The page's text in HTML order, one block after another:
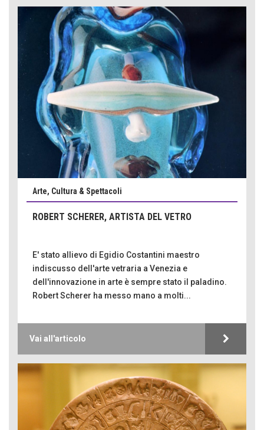
Arte, Cultura & Spettacoli
ROBERT SCHERER, ARTISTA DEL VETRO
E' stato allievo di Egidio Costantini maestro
indiscusso dell'arte vetraria a Venezia e
dell'innovazione in arte è sempre stato il paladino.
Robert Scherer ha messo mano a molti...
Vai all'articolo